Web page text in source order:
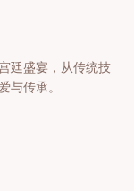
廷盛宴，从传统技
与传承。